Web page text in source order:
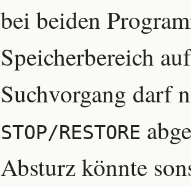
bei beiden
Speicherbereich
Suchvorgang darf
STOP/RESTORE
Absturz könnte